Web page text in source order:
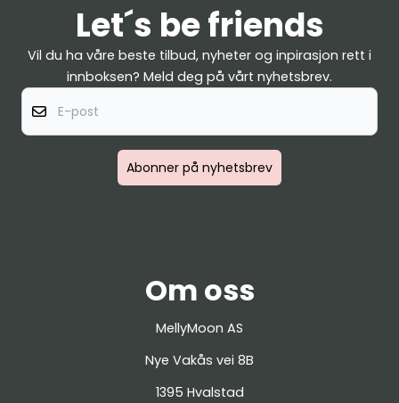
Let´s be friends
Vil du ha våre beste tilbud, nyheter og inpirasjon rett i
innboksen? Meld deg på vårt nyhetsbrev.
Abonner på nyhetsbrev
Om oss
MellyMoon AS
Nye Vakås vei 8B
1395 Hvalstad